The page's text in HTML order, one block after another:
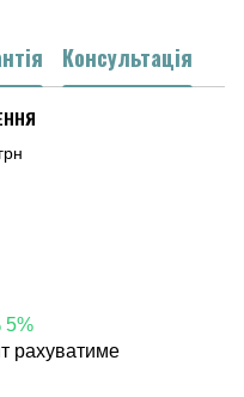
Консультація
5%
рахуватиме